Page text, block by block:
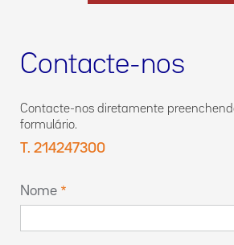
Contacte-nos
Contacte-nos diretamente
formulário.
T. 214247300
Nome